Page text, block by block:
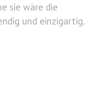
sie wäre die
und einzigartig.